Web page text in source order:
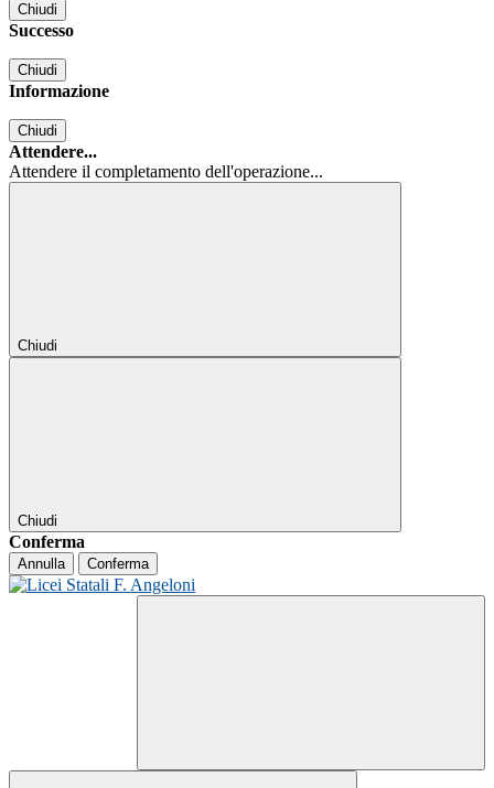
Chiudi
Successo
Chiudi
Informazione
Chiudi
Attendere...
Attendere il completamento dell'operazione...
Chiudi
Chiudi
Conferma
Annulla Conferma